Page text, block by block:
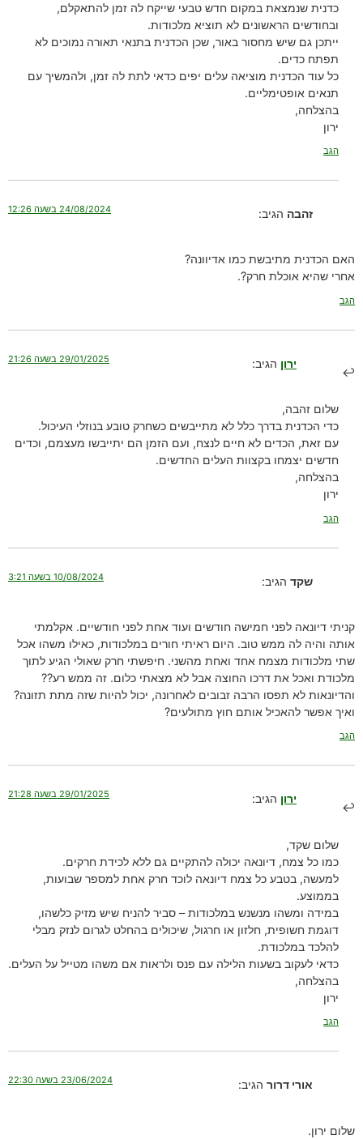
כדנית שנמצאת במקום חדש טבעי שייקח לה זמן להתאקלם,
ובחודשים הראשונים לא תוציא מלכודות.
ייתכן גם שיש מחסור באור, שכן הכדנית בתנאי תאורה נמוכים לא
תפתח כדים.
כל עוד הכדנית מוציאה עלים יפים כדאי לתת לה זמן, ולהמשיך עם
תנאים אופטימליים.
בהצלחה,
ירון
הגב
זהבה הגיב: 24/08/2024 בשעה 12:26
האם הכדנית מתיבשת כמו אדיוונה?
אחרי שהיא אוכלת חרק?.
הגב
ירון הגיב: 29/01/2025 בשעה 21:26
שלום זהבה,
כדי הכדנית בדרך כלל לא מתייבשים כשחרק טובע בנוזלי העיכול.
עם זאת, הכדים לא חיים לנצח, ועם הזמן הם יתייבשו מעצמם, וכדים
חדשים יצמחו בקצוות העלים החדשים.
בהצלחה,
ירון
הגב
שקד הגיב: 10/08/2024 בשעה 3:21
קניתי דיונאה לפני חמישה חודשים ועוד אחת לפני חודשיים. אקלמתי
אותה והיה לה ממש טוב. היום ראיתי חורים במלכודות, כאילו משהו אכל
שתי מלכודות מצמח אחד ואחת מהשני. חיפשתי חרק שאולי הגיע לתוך
מלכודת ואכל את דרכו החוצה אבל לא מצאתי כלום. זה ממש רע??
והדיונאות לא תפסו הרבה זבובים לאחרונה, יכול להיות שזה מתת תזונה?
ואיך אפשר להאכיל אותם חוץ מתולעים?
הגב
ירון הגיב: 29/01/2025 בשעה 21:28
שלום שקד,
כמו כל צמח, דיונאה יכולה להתקיים גם ללא לכידת חרקים.
למעשה, בטבע כל צמח דיונאה לוכד חרק אחת למספר שבועות,
בממוצע.
במידה ומשהו מנשנש במלכודות – סביר להניח שיש מזיק כלשהו,
דוגמת חשופית, חלזון או חרגול, שיכולים בהחלט לגרום לנזק מבלי
להלכד במלכודת.
כדאי לעקוב בשעות הלילה עם פנס ולראות אם משהו מטייל על העלים.
בהצלחה,
ירון
הגב
אורי דרור הגיב: 23/06/2024 בשעה 22:30
שלום ירון.